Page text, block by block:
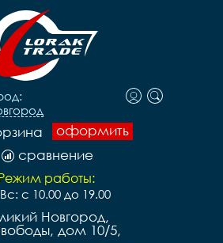
оформить
сравнение
работы:
с 10.00 до 19.00
Новгород,
дом 10/5,